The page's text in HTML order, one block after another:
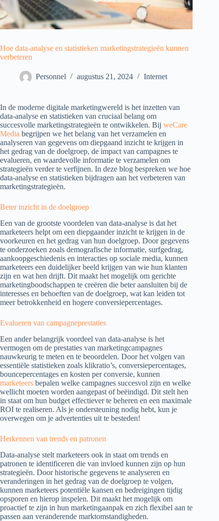
Hoe data-analyse en statistieken marketingstrategieën kunnen
verbeteren
Personnel augustus 21, 2024 Internet
In de moderne digitale marketingwereld is het inzetten van
data-analyse en statistieken van cruciaal belang om
succesvolle marketingstrategieën te ontwikkelen. Bij weCare
Media begrijpen we het belang van het verzamelen en
analyseren van gegevens om diepgaand inzicht te krijgen in
het gedrag van de doelgroep, de impact van campagnes te
evalueren, en waardevolle informatie te verzamelen om
strategieën verder te verfijnen. In deze blog bespreken we hoe
data-analyse en statistieken bijdragen aan het verbeteren van
marketingstrategieën.
Beter inzicht in de doelgroep
Een van de grootste voordelen van data-analyse is dat het
marketeers helpt om een diepgaander inzicht te krijgen in de
voorkeuren en het gedrag van hun doelgroep. Door gegevens
te onderzoeken zoals demografische informatie, surfgedrag,
aankoopgeschiedenis en interacties op sociale media, kunnen
marketeers een duidelijker beeld krijgen van wie hun klanten
zijn en wat hen drijft. Dit maakt het mogelijk om gerichte
marketingboodschappen te creëren die beter aansluiten bij de
interesses en behoeften van de doelgroep, wat kan leiden tot
meer betrokkenheid en hogere conversiepercentages.
Evalueren van campagneprestaties
Een ander belangrijk voordeel van data-analyse is het
vermogen om de prestaties van marketingcampagnes
nauwkeurig te meten en te beoordelen. Door het volgen van
essentiële statistieken zoals klikratio’s, conversiepercentages,
bouncepercentages en kosten per conversie, kunnen
marketeers bepalen welke campagnes succesvol zijn en welke
wellicht moeten worden aangepast of beëindigd. Dit stelt hen
in staat om hun budget effectiever te beheren en een maximale
ROI te realiseren. Als je ondersteuning nodig hebt, kun je
overwegen om je advertenties uit te besteden!
Herkennen van trends en patronen
Data-analyse stelt marketeers ook in staat om trends en
patronen te identificeren die van invloed kunnen zijn op hun
strategieën. Door historische gegevens te analyseren en
veranderingen in het gedrag van de doelgroep te volgen,
kunnen marketeers potentiële kansen en bedreigingen tijdig
opsporen en hierop inspelen. Dit maakt het mogelijk om
proactief te zijn in hun marketingaanpak en zich flexibel aan te
passen aan veranderende marktomstandigheden.